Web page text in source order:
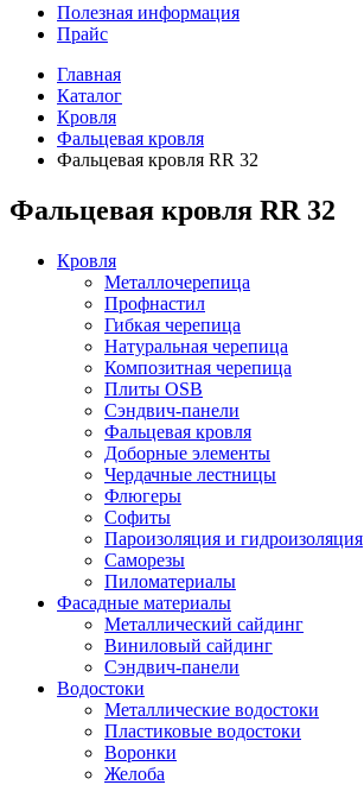
Полезная информация
Прайс
Главная
Каталог
Кровля
Фальцевая кровля
Фальцевая кровля RR 32
Фальцевая кровля RR 32
Кровля
Металлочерепица
Профнастил
Гибкая черепица
Натуральная черепица
Композитная черепица
Плиты OSB
Сэндвич-панели
Фальцевая кровля
Доборные элементы
Чердачные лестницы
Флюгеры
Софиты
Пароизоляция и гидроизоляция
Саморезы
Пиломатериалы
Фасадные материалы
Металлический сайдинг
Виниловый сайдинг
Сэндвич-панели
Водостоки
Металлические водостоки
Пластиковые водостоки
Воронки
Желоба